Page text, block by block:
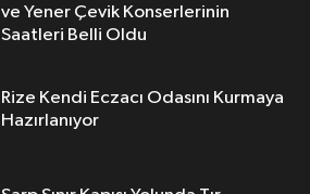
ve Yener Çevik Konserlerinin
Saatleri Belli Oldu
Rize Kendi Eczacı Odasını Kurmaya
Hazırlanıyor